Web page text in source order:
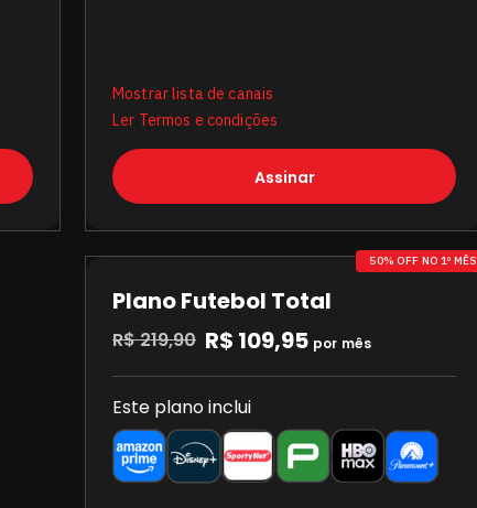
Mostrar lista de canais
Ler Termos e condições
Assinar
50% OFF NO 1º MÊS
Plano Futebol Total
R$ 219,90 R$ 109,95 por mês
Este plano inclui